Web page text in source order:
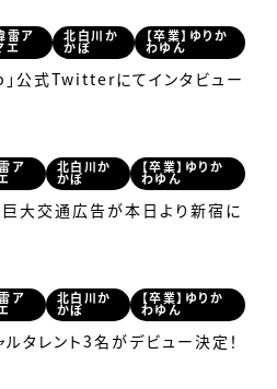
雷ア
エ
北白川か
かぽ
【卒業】ゆりか
わゆん
公式Twitterにてインタビュー
ア 北白川か
かぽ
【卒業】ゆりか
わゆん
巨大交通広告が本日より新宿に
ア 北白川か
かぽ
【卒業】ゆりか
わゆん
タレント3名がデビュー決定！